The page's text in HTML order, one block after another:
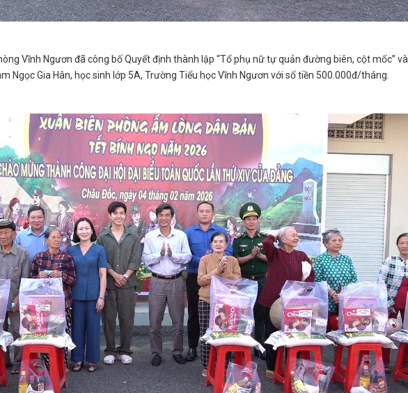
Vĩnh Ngươn đã công bố Quyết định thành lập “Tổ phụ nữ tự quản đường biên, cột mốc” và
Ngọc Gia Hân, học sinh lớp 5A, Trường Tiểu học Vĩnh Ngươn với số tiền 500.000đ/tháng.